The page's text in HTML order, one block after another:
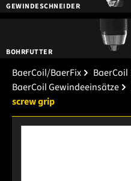
GEWINDESCHNEIDER
BOHRFUTTER
BaerCoil/BaerFix
BaerCoil
BaerCoil Gewindeeinsätze
screw grip